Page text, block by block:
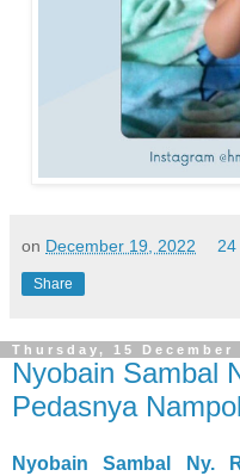
on December 19, 2022 24
Share
Thursday, 15 December
Nyobain Sambal
Pedasnya
Nyobain Sambal Ny.